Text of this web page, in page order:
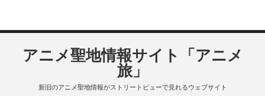
アニメ聖地情報サイト「アニメ
旅」
新旧のアニメ聖地情報がストリートビューで見れるウェブサイト